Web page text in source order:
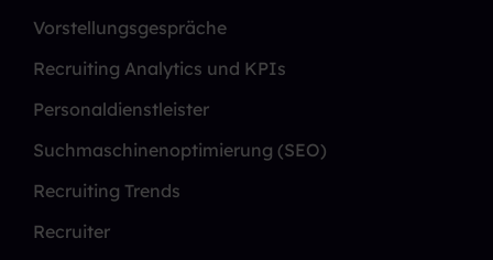
Vorstellungsgespräche
Recruiting Analytics und KPIs
Personaldienstleister
Suchmaschinenoptimierung (SEO)
Recruiting Trends
Recruiter